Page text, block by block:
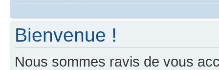
Bienvenue !
Nous sommes ravis de vous